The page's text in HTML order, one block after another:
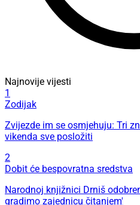
Najnovije vijesti
1
Zodijak
Zvijezde im se osmjehuju: Tri
vikenda sve posložiti
2
Dobit će bespovratna sredstva
Narodnoj knjižnici Drniš
gradimo zajednicu čitanjem'